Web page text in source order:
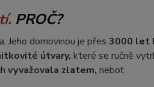
PROČ?
Jeho domovinou je přes 3000 let
útvary, které se ručně
vyvažovala zlatem, neboť